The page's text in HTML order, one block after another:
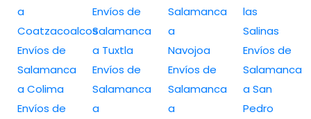
a
Coatzacoalcos
Envíos de
Salamanca
a Colima
Envíos de
Envíos de
Salamanca
a Tuxtla
Envíos de
Salamanca
a
Salamanca
a
Navojoa
Envíos de
Salamanca
a
las
Salinas
Envíos de
Salamanca
a San
Pedro